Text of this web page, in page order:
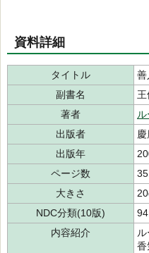
資料詳細
タイトル
善
副書名
著者
出版者
出版年
ページ数
大きさ
NDC分類(10版)
内容紹介
香